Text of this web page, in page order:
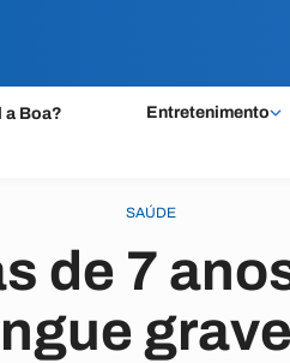
a Boa? Entretenimento
SAÚDE
de 7